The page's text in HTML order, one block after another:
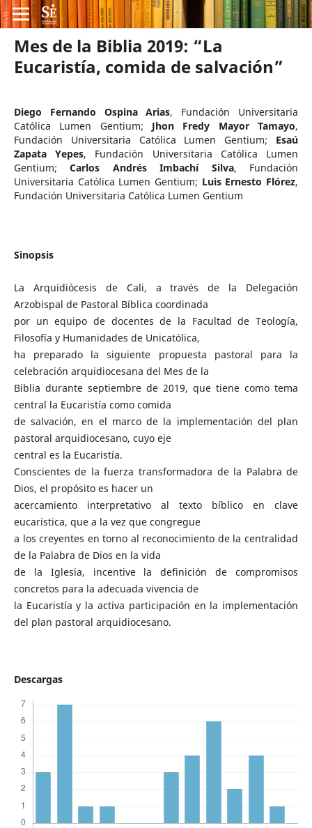
Mes de la Biblia 2019: “La
Eucaristía, comida de salvación”
Diego Fernando Ospina Arias, Fundación Universitaria
Católica Lumen Gentium; Jhon Fredy Mayor Tamayo,
Fundación Universitaria Católica Lumen Gentium; Esaú
Zapata Yepes, Fundación Universitaria Católica Lumen
Gentium;Carlos Andrés Imbachí Silva, Fundación
Universitaria Católica Lumen Gentium; Luis Ernesto Flórez,
Fundación Universitaria Católica Lumen Gentium
Sinopsis
La Arquidiócesis de Cali, a través de la Delegación
Arzobispal de Pastoral Bíblica coordinada
por un equipo de docentes de la Facultad de Teología,
Filosofía y Humanidades de Unicatólica,
ha preparado la siguiente propuesta pastoral para la
celebración arquidiocesana del Mes de la
Biblia durante septiembre de 2019, que tiene como tema
central la Eucaristía como comida
de salvación, en el marco de la implementación del plan
pastoral arquidiocesano, cuyo eje
central es la Eucaristía.
Conscientes de la fuerza transformadora de la Palabra de
Dios, el propósito es hacer un
acercamiento interpretativo al texto bíblico en clave
eucarística, que a la vez que congregue
a los creyentes en torno al reconocimiento de la centralidad
de la Palabra de Dios en la vida
de la Iglesia, incentive la definición de compromisos
concretos para la adecuada vivencia de
la Eucaristía y la activa participación en la implementación
del plan pastoral arquidiocesano.
Descargas